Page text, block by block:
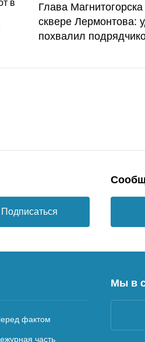
Глава
сквере Лермонтова:
похвалил
Подписаться
фактом
часть
Мы в